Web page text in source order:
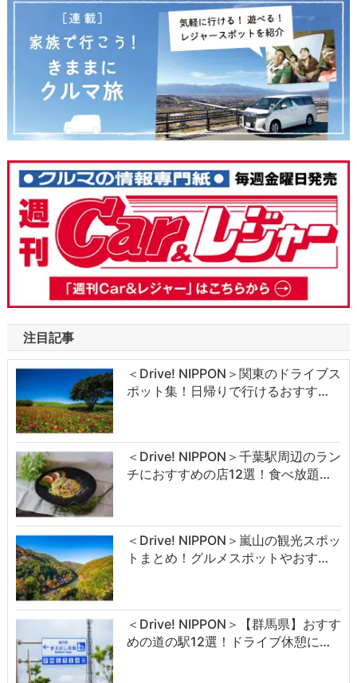
注目記事
＜Drive! NIPPON＞関東のドライブス
ポット集！日帰りで行けるおすす…
＜Drive! NIPPON＞千葉駅周辺のラン
チにおすすめの店12選！食べ放題…
＜Drive! NIPPON＞嵐山の観光スポッ
トまとめ！グルメスポットやおす…
＜Drive! NIPPON＞【群馬県】おすす
めの道の駅12選！ドライブ休憩に…